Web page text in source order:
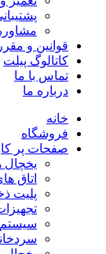
قوانین و
کاتالوگ پیلت
تماس با ما
درباره ما
خانه
فروشگاه
صفحات پر
یخچال
اتاق
پلیت
سیستم